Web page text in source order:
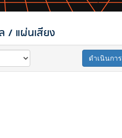
/ แผ่นเสียง
ดำเนินการ